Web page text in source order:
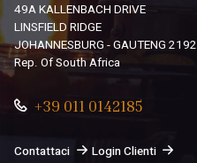
49A KALLENBACH DRIVE
LINSFIELD RIDGE
JOHANNESBURG - GAUTENG 2192
Rep. Of South Africa
+39 011 0142185
Contattaci Login Clienti